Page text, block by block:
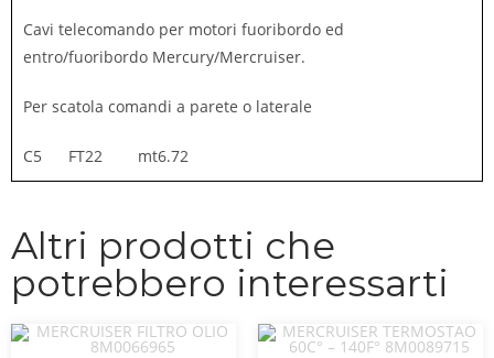
Cavi telecomando per motori fuoribordo ed
entro/fuoribordo Mercury/Mercruiser.
Per scatola comandi a parete o laterale
C5 FT22 mt6.72
Altri prodotti che
potrebbero interessarti